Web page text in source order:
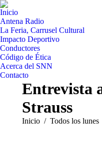
Inicio
Antena Radio
La Feria, Carrusel Cultural
Impacto Deportivo
Conductores
Código de Ética
Acerca del SNN
Contacto
Entrevista
Strauss
Estás aquí:
Inicio Todos los lunes